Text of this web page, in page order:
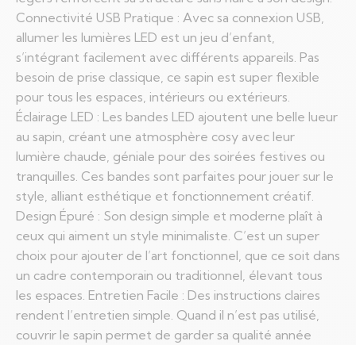
Connectivité USB Pratique : Avec sa connexion USB,
allumer les lumières LED est un jeu d’enfant,
s’intégrant facilement avec différents appareils. Pas
besoin de prise classique, ce sapin est super flexible
pour tous les espaces, intérieurs ou extérieurs.
Éclairage LED : Les bandes LED ajoutent une belle lueur
au sapin, créant une atmosphère cosy avec leur
lumière chaude, géniale pour des soirées festives ou
tranquilles. Ces bandes sont parfaites pour jouer sur le
style, alliant esthétique et fonctionnement créatif.
Design Épuré : Son design simple et moderne plaît à
ceux qui aiment un style minimaliste. C’est un super
choix pour ajouter de l’art fonctionnel, que ce soit dans
un cadre contemporain ou traditionnel, élevant tous
les espaces. Entretien Facile : Des instructions claires
rendent l’entretien simple. Quand il n’est pas utilisé,
couvrir le sapin permet de garder sa qualité année